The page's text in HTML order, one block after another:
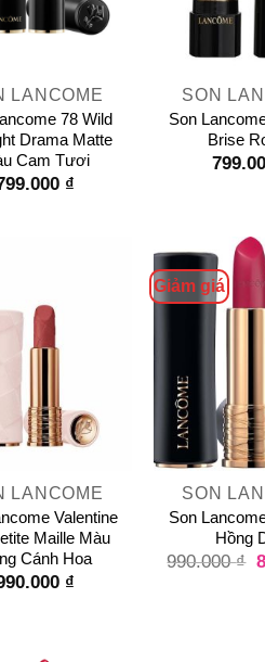
LANCOME
78 Wild
Drama Matte
Cam Tươi
₫
SON
Son
Brise
LANCOME
Valentine
Maille Màu
Cánh Hoa
₫
Giảm giá
+
SON
Son
Hồng
990.000₫